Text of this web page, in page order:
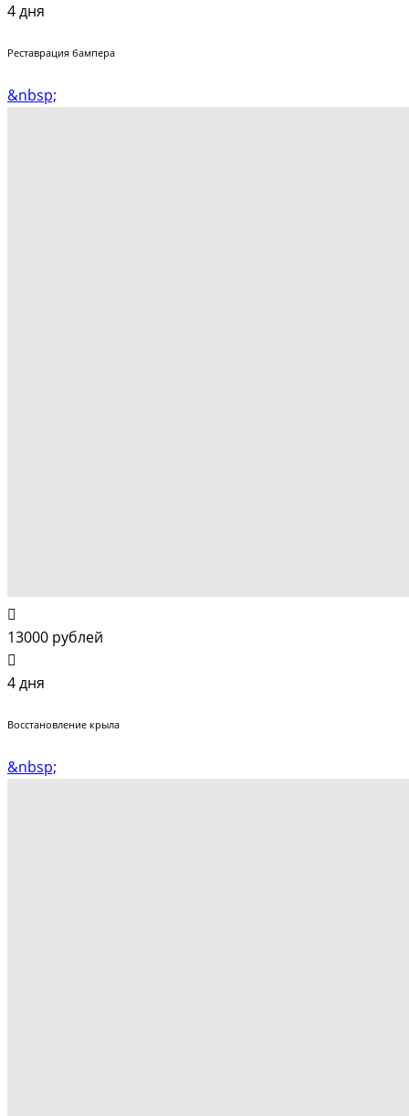
4 дня
Реставрация бампера
&nbsp;
13000 рублей
4 дня
Восстановление крыла
&nbsp;